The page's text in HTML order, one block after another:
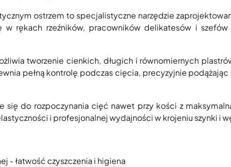
ostrzem to specjalistyczne narzędzie
w rękach rzeźników, pracowników delikatesów i
tworzenie cienkich, długich i równomiernych
pełną kontrolę podczas cięcia, precyzyjnie podążając
się do rozpoczynania cięć nawet przy kości z
i profesjonalnej wydajności w krojeniu szynki i
- łatwość czyszczenia i higiena